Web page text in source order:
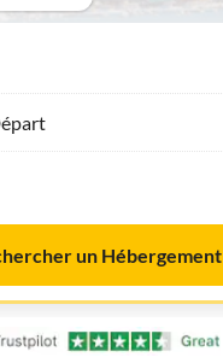
un Hébergement